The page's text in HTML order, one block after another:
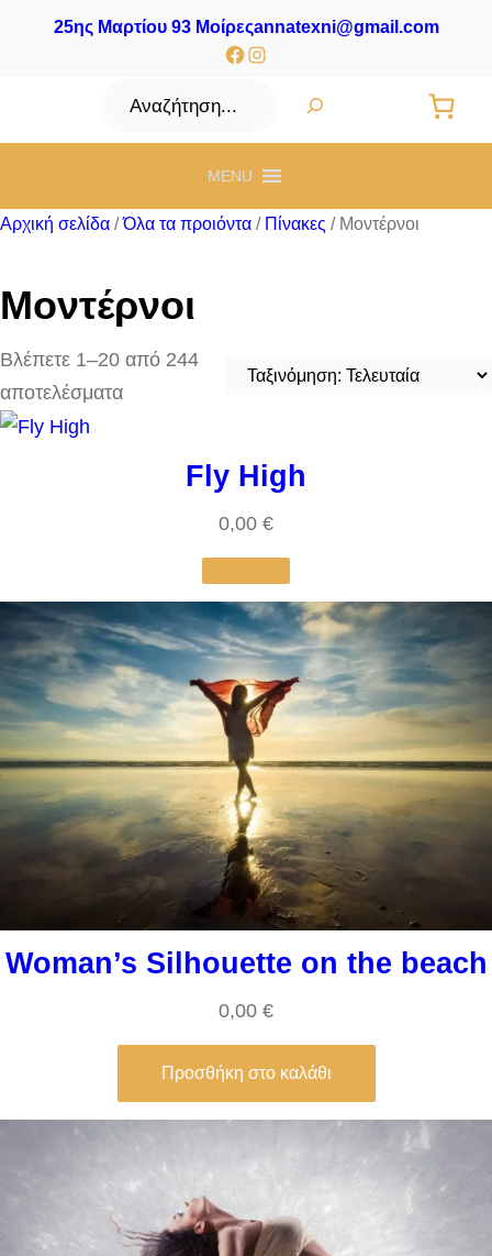
25ης Μαρτίου 93 Μοίρεςannatexni@gmail.com
Facebook
Instagram
Αναζήτηση
MENU
Αρχική σελίδα /Όλα τα προιόντα / Πίνακες / Μοντέρνοι
Μοντέρνοι
Βλέπετε 1–20 από 244
αποτελέσματαSorted
Fly High
0,00 €
Woman’s Silhouette on the beach
0,00 €
Προσθήκη στο καλάθι